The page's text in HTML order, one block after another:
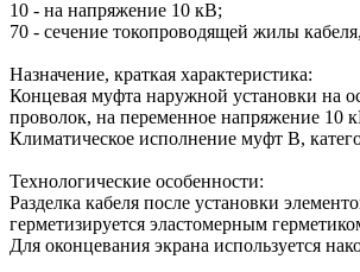
10 - на напряжение 10 кВ;
70 - сечение токопроводящей жилы
Назначение, краткая характеристика:
Концевая муфта наружной установки на
проволок, на переменное напряжение 10
Климатическое исполнение муфт В,
Технологические особенности:
Разделка кабеля после установки
герметизируется эластомерным
Для оконцевания экрана используется